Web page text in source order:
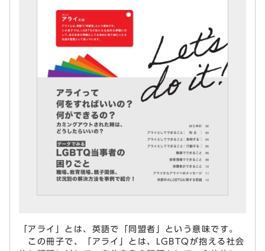
「アライ」とは、英語で「同盟者」という意味です。
この冊子で、「アライ」とは、LGBTQが抱える社会